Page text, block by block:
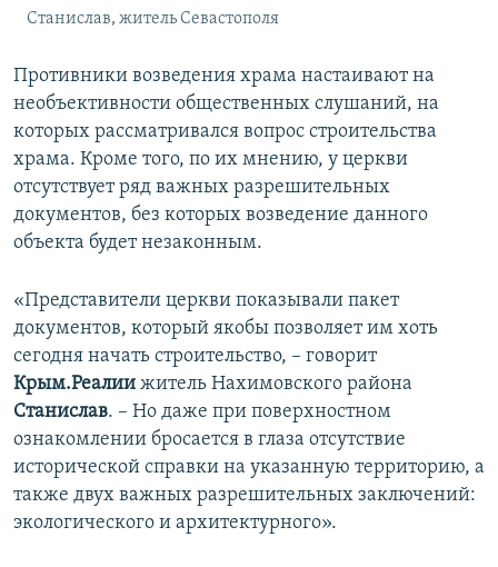
Станислав, житель Севастополя
Противники возведения храма настаивают на
необъективности общественных слушаний, на
которых рассматривался вопрос строительства
храма. Кроме того, по их мнению, у церкви
отсутствует ряд важных разрешительных
документов, без которых возведение данного
объекта будет незаконным.
«Представители церкви показывали пакет
документов, который якобы позволяет им хоть
сегодня начать строительство, – говорит
Крым.Реалии житель Нахимовского района
Станислав. – Но даже при поверхностном
ознакомлении бросается в глаза отсутствие
исторической справки на указанную территорию, а
также двух важных разрешительных заключений:
экологического и архитектурного».